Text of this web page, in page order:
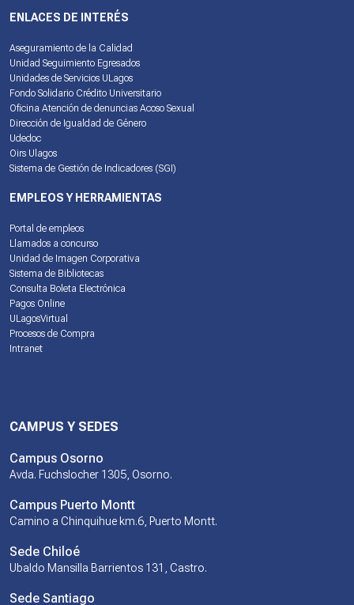
ENLACES DE INTERÉS
Aseguramiento de la Calidad
Unidad Seguimiento Egresados
Unidades de Servicios ULagos
Fondo Solidario Crédito Universitario
Oficina Atención de denuncias Acoso Sexual
Dirección de Igualdad de Género
Udedoc
Oirs Ulagos
Sistema de Gestión de Indicadores (SGI)
EMPLEOS Y HERRAMIENTAS
Portal de empleos
Llamados a concurso
Unidad de Imagen Corporativa
Sistema de Bibliotecas
Consulta Boleta Electrónica
Pagos Online
ULagosVirtual
Procesos de Compra
Intranet
CAMPUS Y SEDES
Campus Osorno
Avda. Fuchslocher 1305, Osorno.
Campus Puerto Montt
Camino a Chinquihue km.6, Puerto Montt.
Sede Chiloé
Ubaldo Mansilla Barrientos 131, Castro.
Sede Santiago